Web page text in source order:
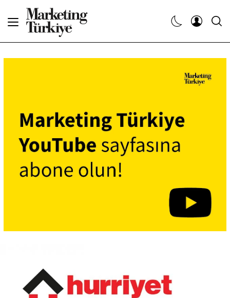
Dergiler
Etkinlikler
Araştırma